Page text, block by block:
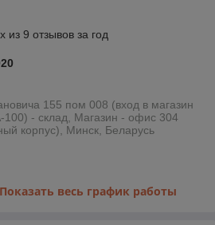
из 9 отзывов за год
155 пом 008 (вход в магазин
100) - склад, Магазин - офис 304
корпус), Минск, Беларусь
Показать весь график работы